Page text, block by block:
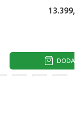
DODAJ